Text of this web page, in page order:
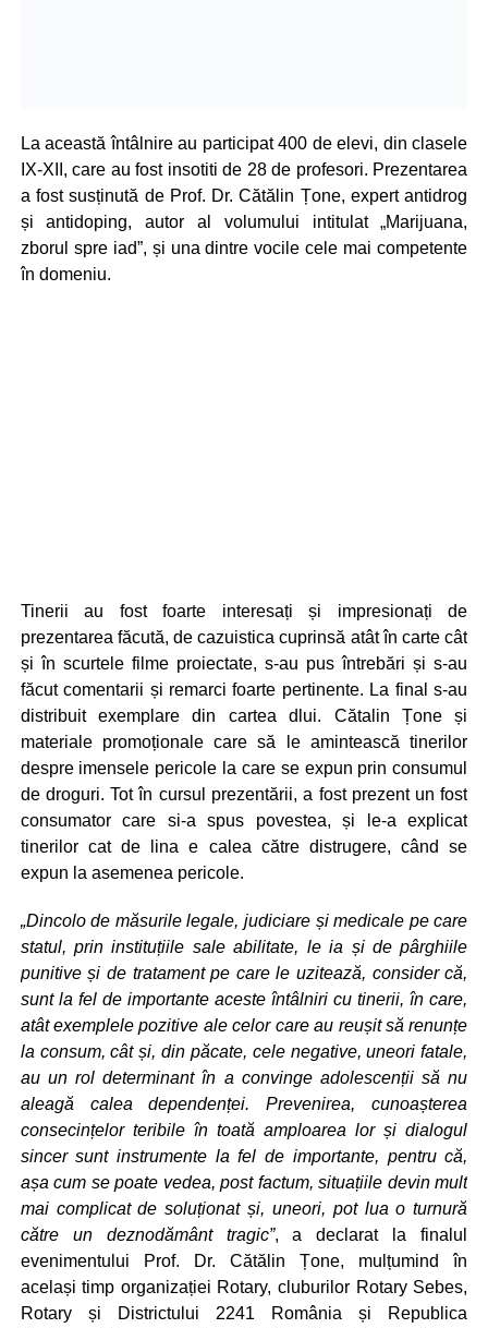
La această întâlnire au participat 400 de elevi, din clasele
IX-XII, care au fost insotiti de 28 de profesori. Prezentarea
a fost susținută de Prof. Dr. Cătălin Țone, expert antidrog
și antidoping, autor al volumului intitulat „Marijuana,
zborul spre iad”, și una dintre vocile cele mai competente
în domeniu.
Tinerii au fost foarte interesați și impresionați de
prezentarea făcută, de cazuistica cuprinsă atât în carte cât
și în scurtele filme proiectate, s-au pus întrebări și s-au
făcut comentarii și remarci foarte pertinente. La final s-au
distribuit exemplare din cartea dlui. Cătalin Țone și
materiale promoționale care să le amintească tinerilor
despre imensele pericole la care se expun prin consumul
de droguri. Tot în cursul prezentării, a fost prezent un fost
consumator care si-a spus povestea, și le-a explicat
tinerilor cat de lina e calea către distrugere, când se
expun la asemenea pericole.
„Dincolo de măsurile legale, judiciare și medicale pe care
statul, prin instituțiile sale abilitate, le ia și de pârghiile
punitive și de tratament pe care le uzitează, consider că,
sunt la fel de importante aceste întâlniri cu tinerii, în care,
atât exemplele pozitive ale celor care au reușit să renunțe
la consum, cât și, din păcate, cele negative, uneori fatale,
au un rol determinant în a convinge adolescenții să nu
aleagă calea dependenței. Prevenirea, cunoașterea
consecințelor teribile în toată amploarea lor și dialogul
sincer sunt instrumente la fel de importante, pentru că,
așa cum se poate vedea, post factum, situațiile devin mult
mai complicat de soluționat și, uneori, pot lua o turnură
către un deznodământ tragic”, a declarat la finalul
evenimentului Prof. Dr. Cătălin Țone, mulțumind în
același timp organizației Rotary, cluburilor Rotary Sebes,
Rotary și Districtului 2241 România și Republica